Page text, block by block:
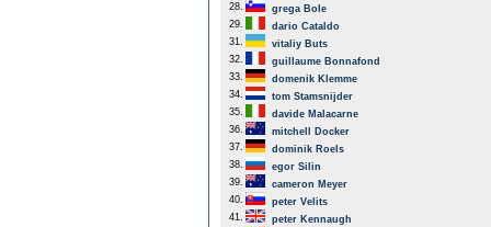
28.
grega Bole
29.
dario Cataldo
31.
vitaliy Buts
32.
guillaume Bonnafond
33.
domenik Klemme
34.
tom Stamsnijder
35.
davide Malacarne
36.
mitchell Docker
37.
dominik Roels
38.
egor Silin
39.
cameron Meyer
40.
peter Velits
41.
peter Kennaugh